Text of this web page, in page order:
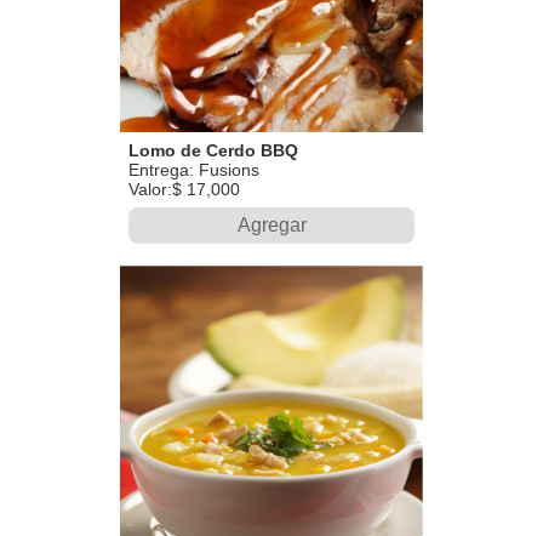
Lomo de Cerdo BBQ
Entrega: Fusions
Valor:$ 17,000
Agregar